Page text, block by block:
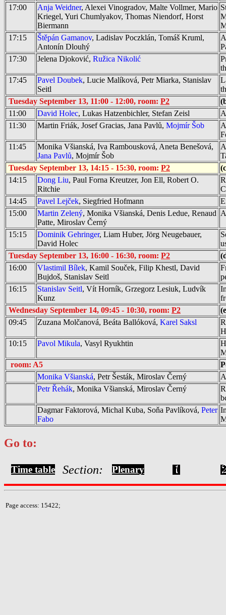
17:00 Anja Weidner, Alexei Vinogradov, Malte Vollmer, Mario
Kriegel, Yuri Chumlyakov, Thomas Niendorf, Horst
Biermann
17:15
Štěpán Gamanov, Ladislav Poczklán, Tomáš Kruml,
Antonín Dlouhý
17:30
Jelena Djoković, Ružica Nikolić
17:45
Pavel Doubek, Lucie Malíková, Petr Miarka, Stanislav
Seitl
Tuesday September 13, 11:00 - 12:00, room: P2
11:00
David Holec, Lukas Hatzenbichler, Stefan Zeisl
11:30
Martin Friák, Josef Gracias, Jana Pavlů, Mojmír Šob
11:45
Monika Všianská, Iva Rambousková, Aneta Benešová,
Jana Pavlů, Mojmír Šob
Tuesday September 13, 14:15 - 15:30, room: P2
14:15
Dong Liu, Paul Forna Kreutzer, Jon Ell, Robert O.
Ritchie
14:45
Pavel Lejček, Siegfried Hofmann
15:00
Martin Zelený, Monika Všianská, Denis Ledue, Renaud
Patte, Miroslav Černý
15:15 Dominik Gehringer, Liam Huber, Jörg Neugebauer,
David Holec
Tuesday September 13, 16:00 - 16:30, room: P2
16:00
Vlastimil Bílek, Kamil Souček, Filip Khestl, David
Bujdoš, Stanislav Seitl
16:15
Stanislav Seitl, Vít Horník, Grzegorz Lesiuk, Ludvík
Kunz
Wednesday September 14, 09:45 - 10:30, room: P2
09:45
Zuzana Molčanová, Beáta Ballóková, Karel Saksl
10:15
Pavol Mikula, Vasyl Ryukhtin
room: A5
Monika Všianská, Petr Šesták, Miroslav Černý
Petr Řehák, Monika Všianská, Miroslav Černý
Dagmar Faktorová, Michal Kuba, Soňa Pavlíková, Peter
Fabo
Go to:
Time table Section: Plenary
Page access: 15422;